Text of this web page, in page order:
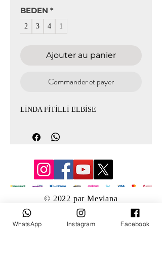
BEDEN *
2 3 4 1
Ajouter au panier
Commander et payer
LİNDA FİTİLLİ ELBİSE
© 2022 par Mevlana
WhatsApp Instagram Facebook